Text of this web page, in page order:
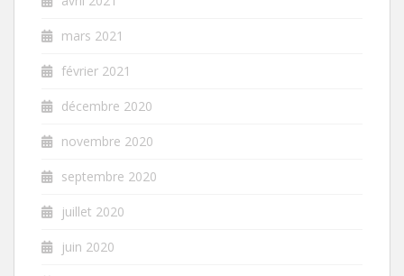
mars 2021
février 2021
décembre 2020
novembre 2020
septembre 2020
juillet 2020
juin 2020